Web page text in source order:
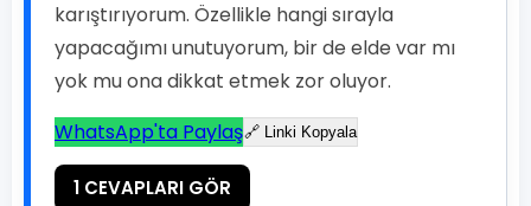
karıştırıyorum. Özellikle hangi sırayla
yapacağımı unutuyorum, bir de elde var mı
yok mu ona dikkat etmek zor oluyor.
WhatsApp'ta Paylaş🔗 Linki Kopyala
1 CEVAPLARI GÖR